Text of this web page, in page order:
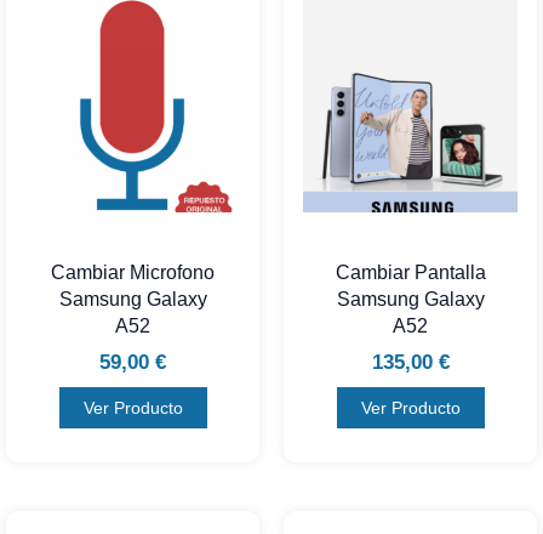
Cambiar Microfono
Samsung Galaxy
A52
59,00 €
Ver Producto
Cambiar Pantalla
Samsung Galaxy
A52
135,00 €
Ver Producto